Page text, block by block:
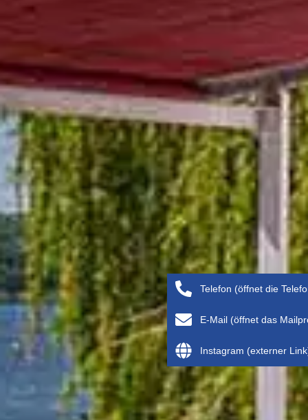
Telefon (öffnet die
E-Mail (öffnet das
Instagram (externer